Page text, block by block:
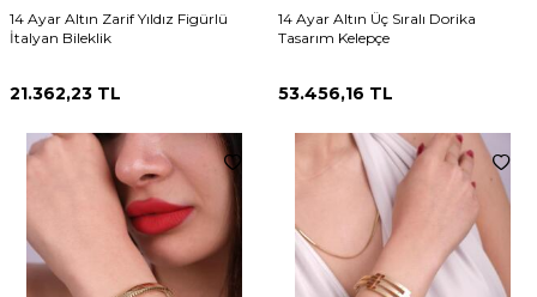
14 Ayar Altın Zarif Yıldız Figürlü
İtalyan Bileklik
21.362,23 TL
14 Ayar Altın Üç Sıralı Dorika
Tasarım Kelepçe
53.456,16 TL